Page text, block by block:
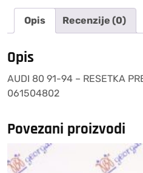
RESETKA
PREDNJEG
BRANIKA
/
061504802
količina
Opis Recenzije (0)
Opis
AUDI 80 91-94 – RESETKA
061504802
Povezani proizvodi